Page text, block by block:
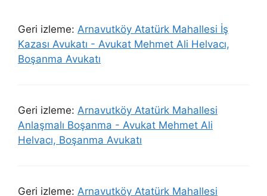
Geri izleme: Arnavutköy Atatürk Mahallesi İş
Kazası Avukatı - Avukat Mehmet Ali Helvacı,
Boşanma Avukatı
Geri izleme: Arnavutköy Atatürk Mahallesi
Anlaşmalı Boşanma - Avukat Mehmet Ali
Helvacı, Boşanma Avukatı
Geri izleme: Arnavutköy Atatürk Mahallesi